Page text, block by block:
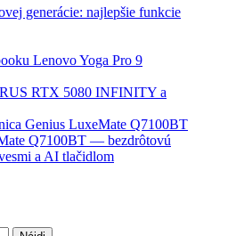
generácie: najlepšie funkcie
Lenovo Yoga Pro 9
RTX 5080 INFINITY a
Q7100BT — bezdrôtovú
a AI tlačidlom